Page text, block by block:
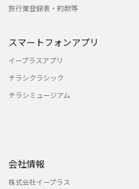
旅行業登録表・約款等
スマートフォンアプリ
イープラスアプリ
チラシクラシック
チラシミュージアム
会社情報
株式会社イープラス